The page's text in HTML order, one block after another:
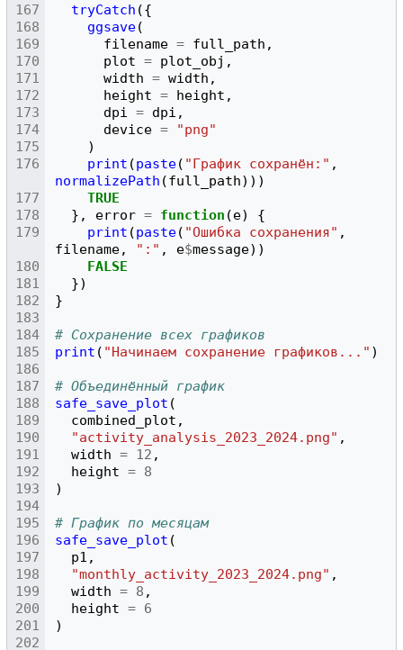
tryCatch ({
ggsave(
filename = full_path ,
plot = plot_obj ,
width = width ,
height = height ,
dpi
= dpi ,
device =
"png"
)
print (paste( "График сохранён:" ,
normalizePath (full_path)))
TRUE
},
error = function (e)
{
print (paste( "Ошибка сохранения" ,
filename, ":" , e$message))
FALSE
})
}
# Сохранение всех графиков
print ( "Начинаем сохранение графиков..." )
# Объединённый график
safe_save_plot (
combined_plot ,
"activity_analysis_2023_2024.png" ,
width = 12 ,
height = 8
)
# График по месяцам
safe_save_plot (
p1 ,
"monthly_activity_2023_2024.png" ,
width = 8 ,
height = 6
)